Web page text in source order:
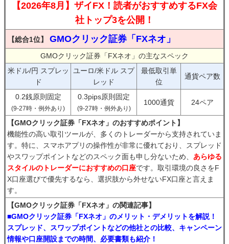
【2026年8月】ザイFX！読者がおすすめするFX会
社トップ3を公開！
【総合1位】 GMOクリック証券「FXネオ」
GMOクリック証券「FXネオ」の主なスペック
米ドル/円 スプレッ
ド
ユーロ/米ドル スプ
レッド
最低取引単
位
通貨ペア数
0.2銭原則固定
(9-27時・例外あり)
0.3pips原則固定
(9-27時・例外あり)
1000通貨 24ペア
【GMOクリック証券「FXネオ」のおすすめポイント】
機能性の高い取引ツールが、多くのトレーダーから支持されていま
す。特に、スマホアプリの操作性が非常に優れており、スプレッド
やスワップポイントなどのスペック面も申し分ないため、 あらゆる
スタイルのトレーダーにおすすめの口座です。取引環境の良さをF
X口座選びで優先するなら、選択肢から外せないFX口座と言えま
す。
【GMOクリック証券「FXネオ」の関連記事】
■GMOクリック証券「FXネオ」のメリット・デメリットを解説！
スプレッド、スワップポイントなどの他社との比較、キャンペーン
情報や口座開設までの時間、必要書類も紹介！